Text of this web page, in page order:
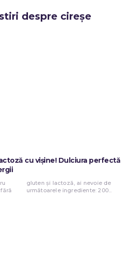
despre cireșe
cu vișine! Dulciura perfectă
următoarele ingrediente: 200...